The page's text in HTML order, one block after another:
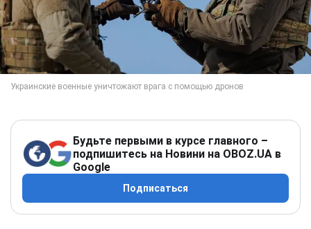
Будьте первыми в курсе главного –
подпишитесь на Новини на OBOZ.UA в
Google
Подписаться